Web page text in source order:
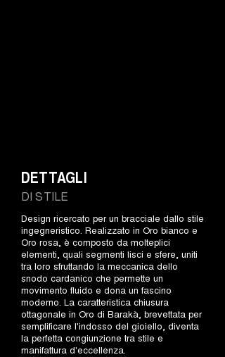
DI STILE
DETTAGLI
Design ricercato per un bracciale dallo stile
ingegneristico. Realizzato in Oro bianco e
Oro rosa, è composto da molteplici
elementi, quali segmenti lisci e sfere, uniti
tra loro sfruttando la meccanica dello
snodo cardanico che permette un
movimento fluido e dona un fascino
moderno. La caratteristica chiusura
ottagonale in Oro di Barakà, brevettata per
semplificare l'indosso del gioiello, diventa
la perfetta congiunzione tra stile e
manifattura d'eccellenza.